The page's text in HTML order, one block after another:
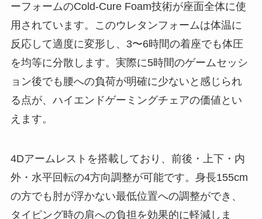
ーフォームのCold-Cure Foam技術が座面全体に使
用されています。このウレタンフォームは体温に
反応して適度に変形し、3〜6時間の着座でも体圧
を均等に分散します。実際に5時間のゲームセッシ
ョン後でも腰への負荷が明確に少ないと感じられ
る点が、ハイエンドゲーミングチェアの価値とい
えます。
4Dアームレストを搭載しており、前後・上下・内
外・水平回転の4方向調整が可能です。身長155cm
の方でも肘が浮かない最低位置への調整ができ、
タイピング時の肩への負担を効果的に軽減しま